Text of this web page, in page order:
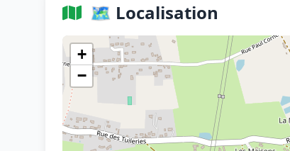
🗺️ Localisation
+
−